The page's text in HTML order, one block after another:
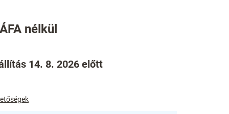
nélkül
14. 8. 2026 előtt